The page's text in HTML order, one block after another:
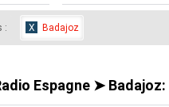
: Badajoz
Espagne ➤ Badajoz: